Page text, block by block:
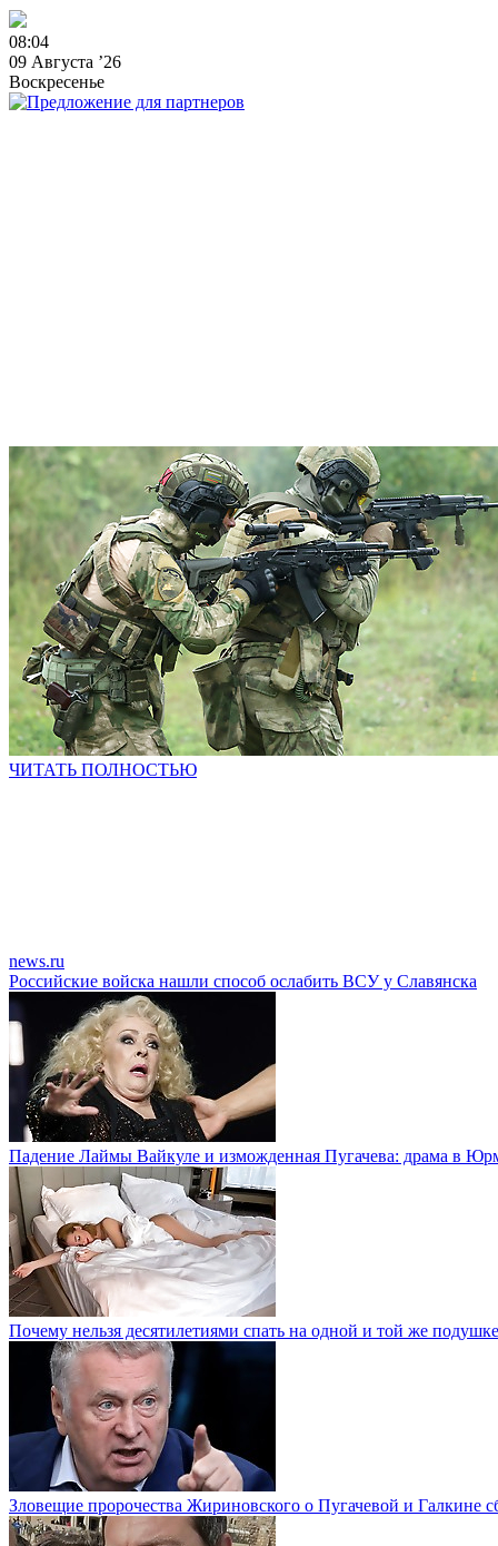
08:04
09 Августа ’26
Воскресенье
ЧИТАТЬ ПОЛНОСТЬЮ
news.ru
Российские войска нашли способ ослабить ВСУ у Славянска
Падение Лаймы Вайкуле и изможденная Пугачева: драма в
Почему нельзя десятилетиями спать на одной и той же подушке
Зловещие пророчества Жириновского о Пугачевой и Галкине